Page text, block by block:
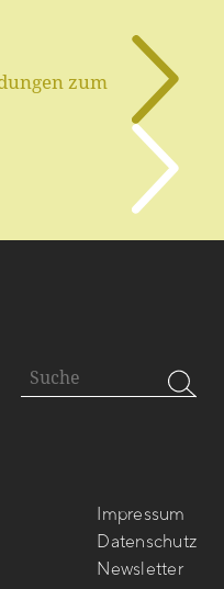
zum
Impressum
Datenschutz
Newsletter